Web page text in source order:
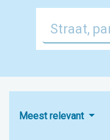
Meest relevant